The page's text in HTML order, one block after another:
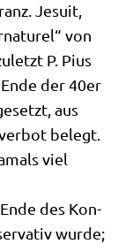
Jesu­it,
von
P. Pius
der 40er
aus
belegt.
viel
des Kon­
wur­de;